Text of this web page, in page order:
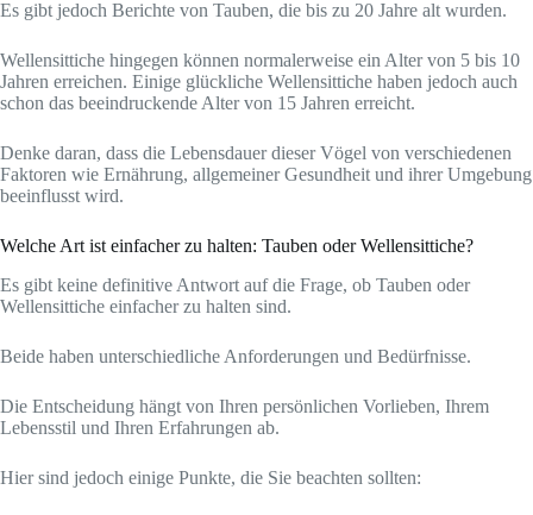
Es gibt jedoch Berichte von Tauben, die bis zu 20 Jahre alt wurden.
Wellensittiche hingegen können normalerweise ein Alter von 5 bis 10
Jahren erreichen. Einige glückliche Wellensittiche haben jedoch auch
schon das beeindruckende Alter von 15 Jahren erreicht.
Denke daran, dass die Lebensdauer dieser Vögel von verschiedenen
Faktoren wie Ernährung, allgemeiner Gesundheit und ihrer Umgebung
beeinflusst wird.
Welche Art ist einfacher zu halten: Tauben oder Wellensittiche?
Es gibt keine definitive Antwort auf die Frage, ob Tauben oder
Wellensittiche einfacher zu halten sind.
Beide haben unterschiedliche Anforderungen und Bedürfnisse.
Die Entscheidung hängt von Ihren persönlichen Vorlieben, Ihrem
Lebensstil und Ihren Erfahrungen ab.
Hier sind jedoch einige Punkte, die Sie beachten sollten: